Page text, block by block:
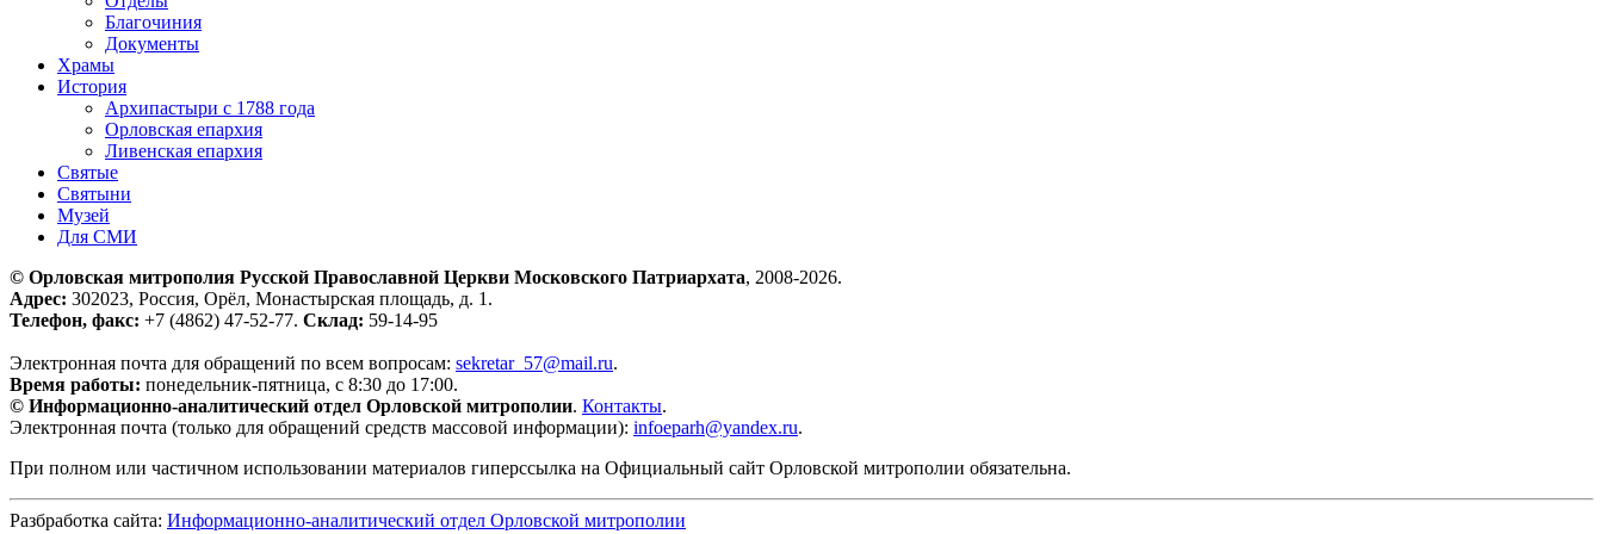
Благочиния
Документы
Храмы
История
Архипастыри с 1788 года
Орловская епархия
Ливенская епархия
Святые
Святыни
Музей
Для СМИ
© Орловская митрополия Русской Православной Церкви Московского Патриархата, 2008-2026.
Адрес: 302023, Россия, Орёл, Монастырская площадь, д. 1.
Телефон, факс: +7 (4862) 47-52-77. Склад: 59-14-95
Электронная почта для обращений по всем вопросам: sekretar_57@mail.ru.
Время работы: понедельник-пятница, с 8:30 до 17:00.
© Информационно-аналитический отдел Орловской митрополии. Контакты.
Электронная почта (только для обращений средств массовой информации): infoeparh@yandex.ru.
При полном или частичном использовании материалов гиперссылка на Официальный сайт Орловской митрополии обязательна.
Разбработка сайта: Информационно-аналитический отдел Орловской митрополии